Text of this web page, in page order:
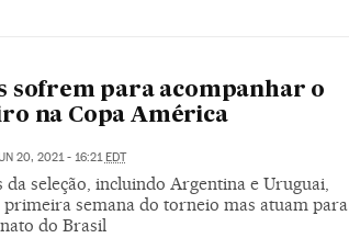
sofrem para acompanhar o
na Copa América
20, 2021 - 16:21 EDT
seleção, incluindo Argentina e Uruguai,
semana do torneio mas atuam para
do Brasil